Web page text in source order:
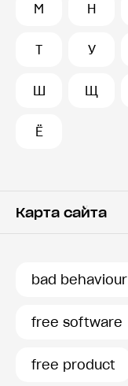
М Н
Т У
Ш Щ
Ё
Карта сайта
bad behaviour
free software
free product